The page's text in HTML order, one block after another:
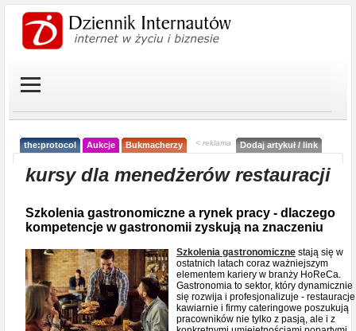
the:protocol Aukcje Bukmacherzy < reklama Dodaj artykuł / link
kursy dla menedżerów restauracji
Szkolenia gastronomiczne a rynek pracy - dlaczego
kompetencje w gastronomii zyskują na znaczeniu
Szkolenia gastronomiczne stają się w
ostatnich latach coraz ważniejszym
elementem kariery w branży HoReCa.
Gastronomia to sektor, który dynamicznie
się rozwija i profesjonalizuje -
kawiarnie i firmy cateringowe poszukują
pracowników nie tylko z pasją, ale i z